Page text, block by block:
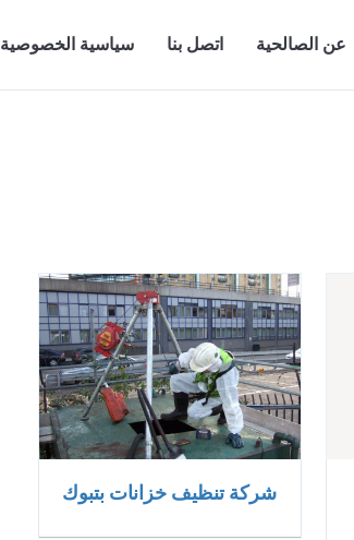
عن الصالحية اتصل بنا سياسية الخصوصية
شركة تنظيف خزانات بتبوك